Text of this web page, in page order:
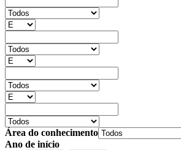
Área do conhecimento
Ano de início